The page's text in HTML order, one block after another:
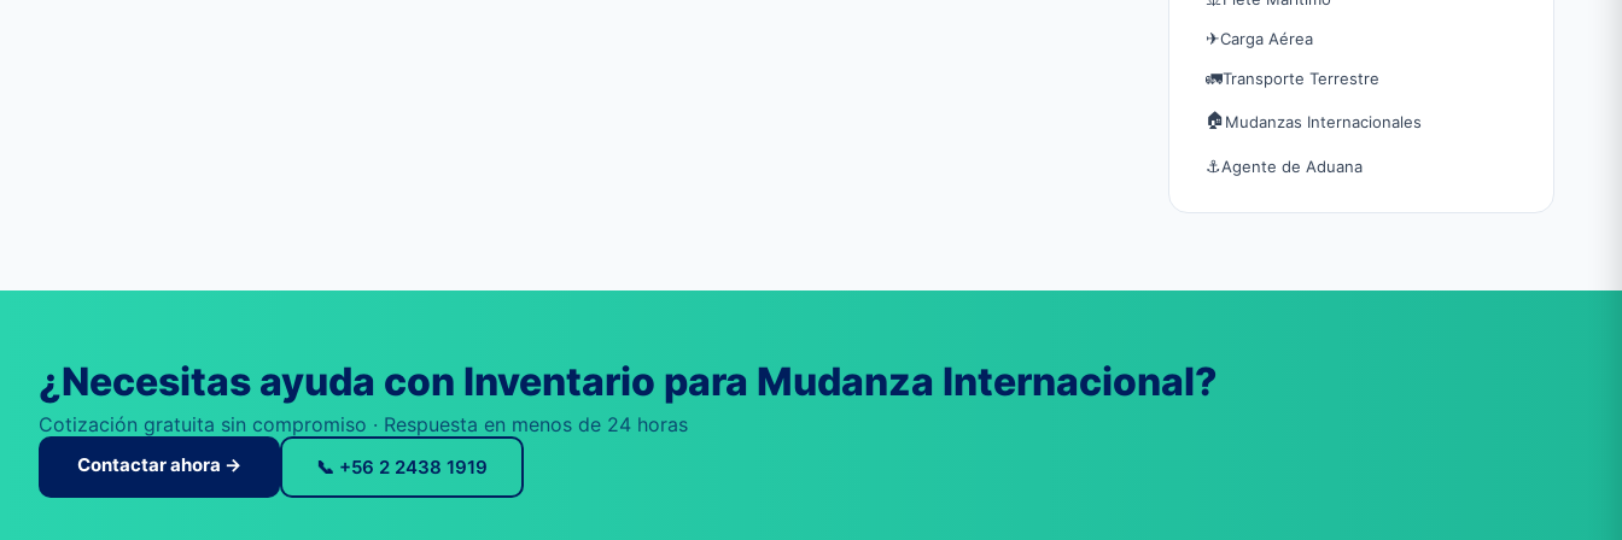
✈Carga Aérea
🚛Transporte Terrestre
🏠Mudanzas Internacionales
⚓Agente de Aduana
¿Necesitas ayuda con Inventario para Mudanza Internacional?
Cotización gratuita sin compromiso · Respuesta en menos de 24 horas
Contactar ahora → 📞 +56 2 2438 1919